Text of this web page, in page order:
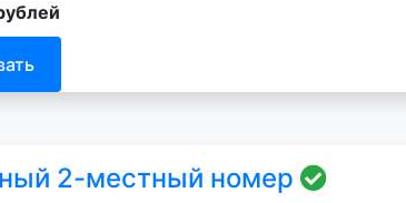
2-местный номер